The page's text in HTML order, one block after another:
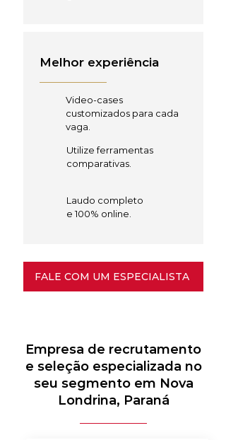
Melhor experiência
Video-cases
customizados para cada
vaga.
Utilize ferramentas
comparativas.
Laudo completo
e 100% online.
FALE COM UM ESPECIALISTA
Empresa de recrutamento
e seleção especializada no
seu segmento em Nova
Londrina, Paraná